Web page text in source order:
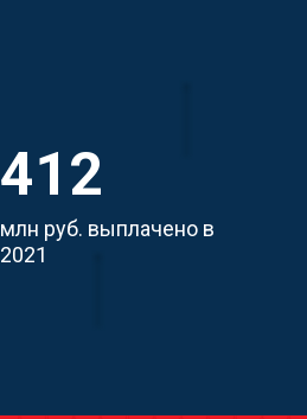
412
млн руб. выплачено в
2021